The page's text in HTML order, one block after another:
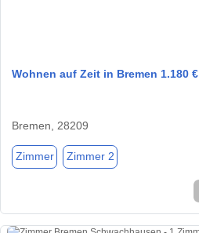
Wohnen auf Zeit in Bremen 1.180 €
Bremen, 28209
Zimmer Zimmer 2